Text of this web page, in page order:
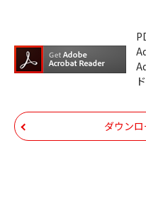
ダウンロード
貸、改変、公衆
化することはで
いは無償を問
使用させる事が
ダウン